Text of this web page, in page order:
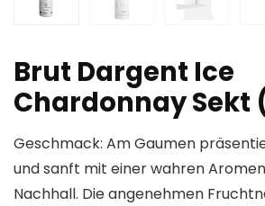
Brut Dargent Ice
Chardonnay Sekt
Geschmack: Am Gaumen
und sanft mit einer wahren
Nachhall. Die angenehmen